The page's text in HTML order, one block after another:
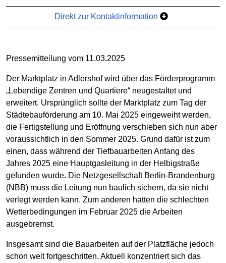
Direkt zur Kontaktinformation
Pressemitteilung vom 11.03.2025
Der Marktplatz in Adlershof wird über das Förderprogramm
„Lebendige Zentren und Quartiere“ neugestaltet und
erweitert. Ursprünglich sollte der Marktplatz zum Tag der
Städtebauförderung am 10. Mai 2025 eingeweiht werden,
die Fertigstellung und Eröffnung verschieben sich nun aber
voraussichtlich in den Sommer 2025. Grund dafür ist zum
einen, dass während der Tiefbauarbeiten Anfang des
Jahres 2025 eine Hauptgasleitung in der Helbigstraße
gefunden wurde. Die Netzgesellschaft Berlin-Brandenburg
(NBB) muss die Leitung nun baulich sichern, da sie nicht
verlegt werden kann. Zum anderen hatten die schlechten
Wetterbedingungen im Februar 2025 die Arbeiten
ausgebremst.
Insgesamt sind die Bauarbeiten auf der Platzfläche jedoch
schon weit fortgeschritten. Aktuell konzentriert sich das